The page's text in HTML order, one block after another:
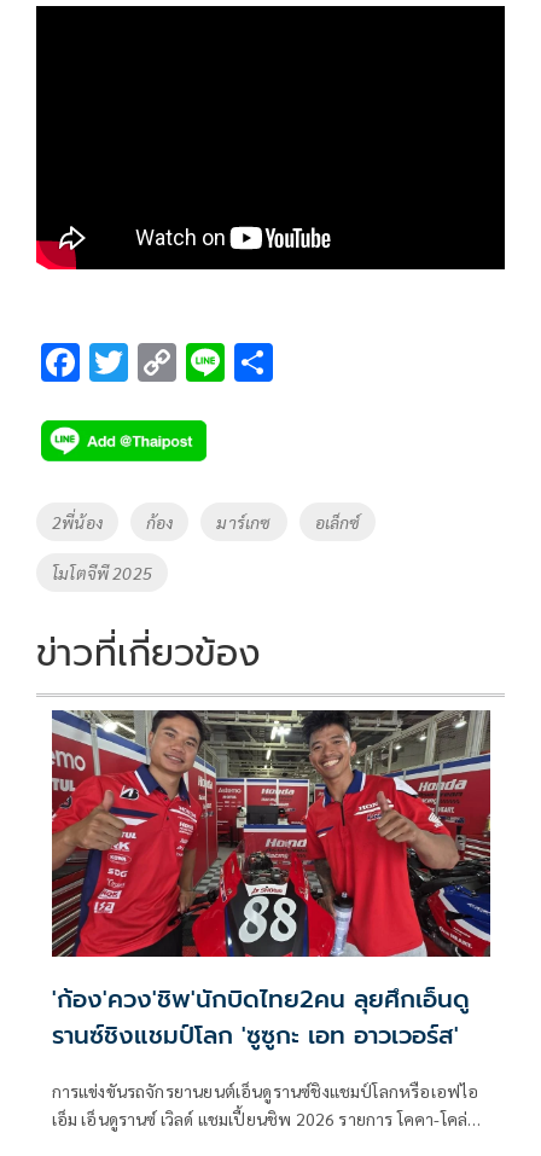
F
e
b
o
o
k
T
tt
er
C
p
y
Li
Tags
2พี่น้อง ก้อง มาร์เกซ อเล็กซ์
โมโตจีพี 2025
ข่าวที่เกี่ยวข้อง
'ก้อง'ควง'ชิพ'นักบิดไทย2คน ลุยศึกเอ็นดู
รานซ์ชิงแชมป์โลก 'ซูซูกะ เอท อาวเวอร์ส'
การแข่งขันรถจักรยานยนต์เอ็นดูรานซ์ชิงแชมป์โลกหรือเอฟไอ
เอ็ม เอ็นดูรานซ์ เวิลด์ แชมเปี้ยนชิพ 2026 รายการ โคคา-โคล่า